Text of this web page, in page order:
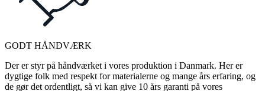
GODT HÅNDVÆRK
Der er styr på håndværket i vores produktion i Danmark. Her er
dygtige folk med respekt for materialerne og mange års erfaring, og
de gør det ordentligt, så vi kan give 10 års garanti på vores